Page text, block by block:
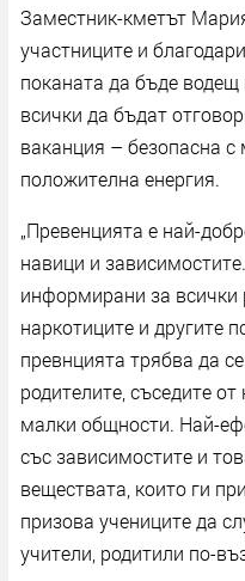
Заместник-кметът
участниците и
поканата да бъде
всички да бъдат
ваканция – безопасна
положителна енергия.
„Превенцията е най-
навици и
информирани за всички
наркотиците и другите
превнцията трябва да
родителите, съседите
малки общности. Най-
със зависимостите и
веществата, които ги
призова учениците да
учители, родитили по-